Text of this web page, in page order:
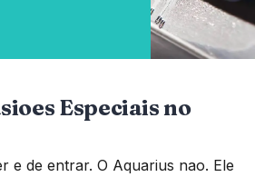
Especiais no
e de entrar. O Aquarius nao. Ele